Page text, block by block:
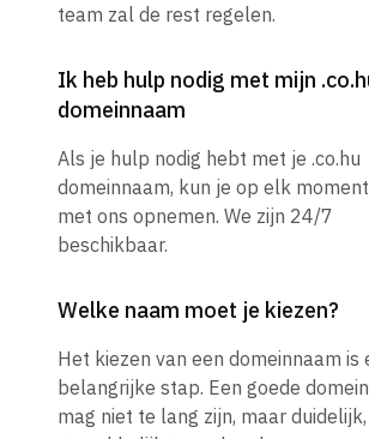
team zal de rest regelen.
Ik heb hulp nodig met mijn
domeinnaam
Als je hulp nodig hebt met je .co.hu
domeinnaam, kun je op elk
met ons opnemen. We zijn 24/7
beschikbaar.
Welke naam moet je kiezen?
Het kiezen van een domeinnaam is
belangrijke stap. Een goede
mag niet te lang zijn, maar